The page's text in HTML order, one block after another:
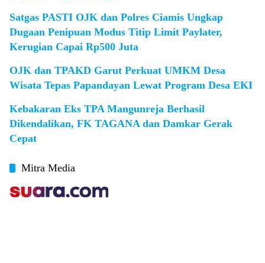
Satgas PASTI OJK dan Polres Ciamis Ungkap
Dugaan Penipuan Modus Titip Limit Paylater,
Kerugian Capai Rp500 Juta
OJK dan TPAKD Garut Perkuat UMKM Desa
Wisata Tepas Papandayan Lewat Program Desa EKI
Kebakaran Eks TPA Mangunreja Berhasil
Dikendalikan, FK TAGANA dan Damkar Gerak
Cepat
Mitra Media